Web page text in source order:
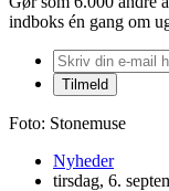
indboks én gang om
Foto: Stonemuse
Nyheder
tirsdag, 6.